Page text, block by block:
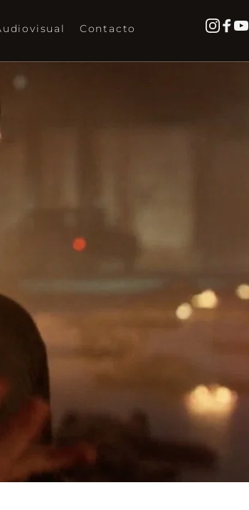
Contacto